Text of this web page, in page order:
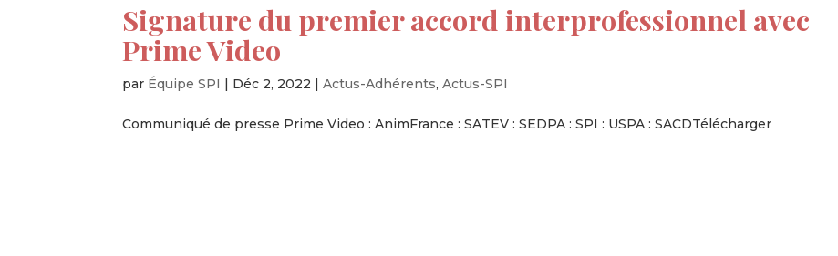
Signature du premier accord interprofessionnel avec
Prime Video
par Équipe SPI | Déc 2, 2022 |Actus-Adhérents,Actus-SPI
Communiqué de presse Prime Video : AnimFrance : SATEV : SEDPA : SPI : USPA : SACDTélécharger